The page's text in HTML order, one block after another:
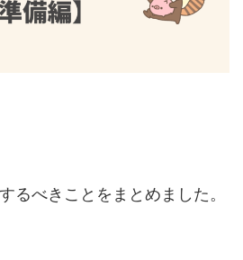
るべきことをまとめました。